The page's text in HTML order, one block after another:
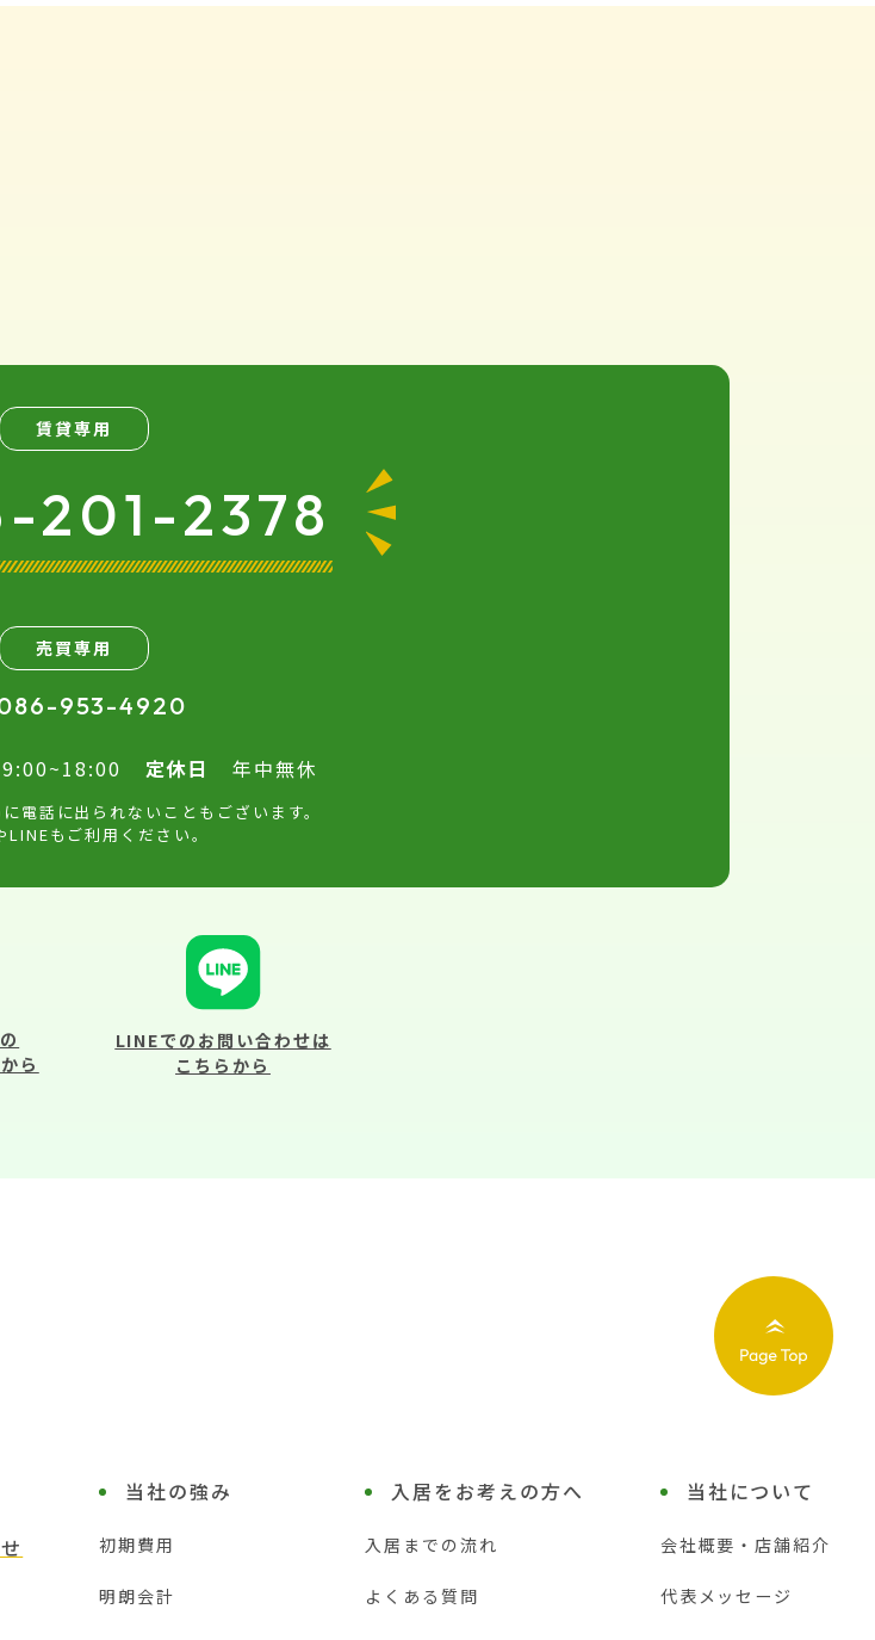
賃貸専用
201-2378
売買専用
953-4920
9:00~18:00 定休日 年中無休
電話に出られないこともございます。
LINEもご利用ください。
ら
LINEでのお問い合わせは
こちらから
当社の強み
初期費用
明朗会計
入居をお考えの方へ
入居までの流れ
よくある質問
当社について
会社概要・店舗紹介
代表メッセージ